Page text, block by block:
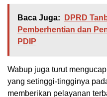
Baca Juga:
DPRD
Pemberhentian dan
PDIP
Wabup juga turut
yang setinggi-tingginya
memberikan pelayanan